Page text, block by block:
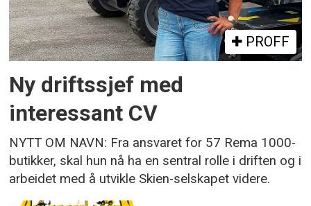
PROFF
Ny driftssjef med
interessant CV
NYTT OM NAVN: Fra ansvaret for 57 Rema 1000-
butikker, skal hun nå ha en sentral rolle i driften og i
arbeidet med å utvikle Skien-selskapet videre.